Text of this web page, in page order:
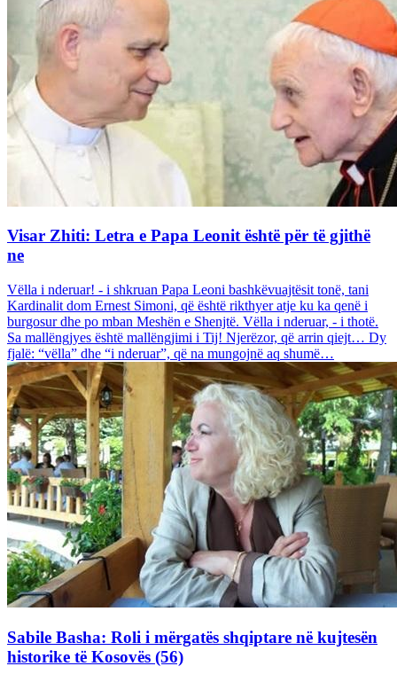
Visar Zhiti: Letra e Papa Leonit është për të gjithë
ne
Vëlla i nderuar! - i shkruan Papa Leoni bashkëvuajtësit tonë, tani
Kardinalit dom Ernest Simoni, që është rikthyer atje ku ka qenë i
burgosur dhe po mban Meshën e Shenjtë. Vëlla i nderuar, - i thotë.
Sa mallëngjyes është mallëngjimi i Tij! Njerëzor, që arrin qiejt… Dy
fjalë: “vëlla” dhe “i nderuar”, që na mungojnë aq shumë…
Sabile Basha: Roli i mërgatës shqiptare në kujtesën
historike të Kosovës (56)